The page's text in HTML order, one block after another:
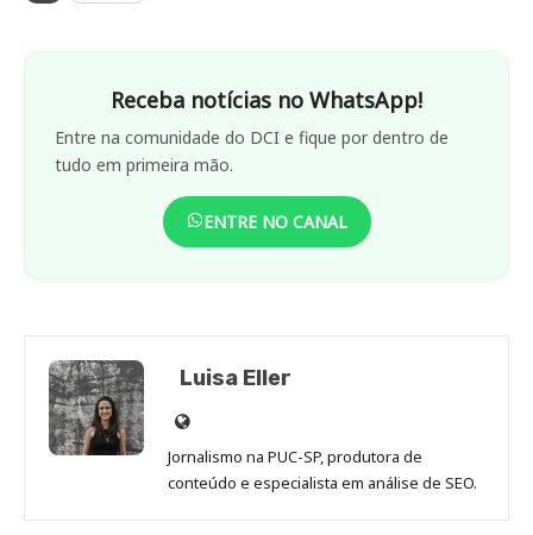
Receba notícias no WhatsApp!
Entre na comunidade do DCI e fique por dentro de
tudo em primeira mão.
ENTRE NO CANAL
Luisa Eller
Site
de
Luisa
Jornalismo na PUC-SP, produtora de
conteúdo e especialista em análise de SEO.